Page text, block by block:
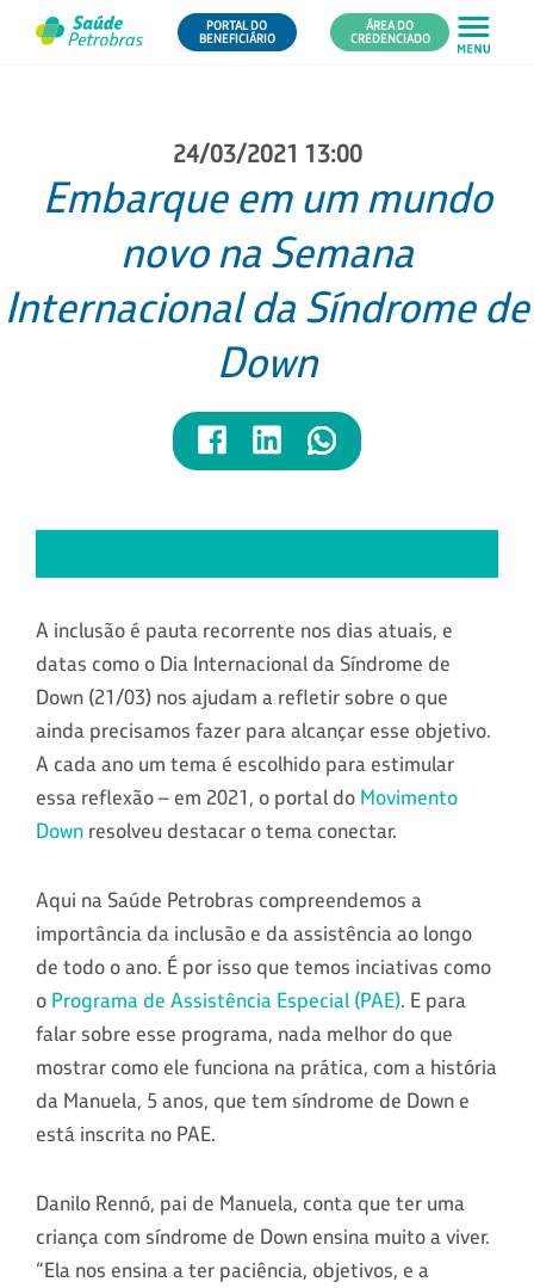
PORTAL DO
BENEFICIÁRIO
ÁREA DO
CREDENCIADO
24/03/2021 13:00
Embarque em um mundo
novo na Semana
Internacional da Síndrome de
Down
A inclusão é pauta recorrente nos dias atuais, e
datas como o Dia Internacional da Síndrome de
Down (21/03) nos ajudam a refletir sobre o que
ainda precisamos fazer para alcançar esse objetivo.
A cada ano um tema é escolhido para estimular
essa reflexão – em 2021, o portal do Movimento
Down resolveu destacar o tema conectar.
Aqui na Saúde Petrobras compreendemos a
importância da inclusão e da assistência ao longo
de todo o ano. É por isso que temos inciativas como
o Programa de Assistência Especial (PAE). E para
falar sobre esse programa, nada melhor do que
mostrar como ele funciona na prática, com a história
da Manuela, 5 anos, que tem síndrome de Down e
está inscrita no PAE.
Danilo Rennó, pai de Manuela, conta que ter uma
criança com síndrome de Down ensina muito a viver.
“Ela nos ensina a ter paciência, objetivos, e a